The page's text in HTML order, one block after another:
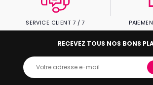
SERVICE CLIENT 7 / 7
RECEVEZ TOUS NOS BONS